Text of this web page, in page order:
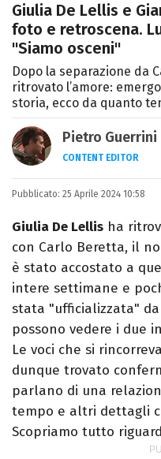
Giulia De Lellis e
foto e retroscena.
"Siamo osceni"
Dopo la separazione da
ritrovato l’amore:
storia, ecco da quanto
Pietro Guerrini
CONTENT EDITOR
Laurea in
passione per
Pixar).
Pubblicato: 25 Aprile 2024 10:58
Giulia De Lellis ha
con Carlo Beretta, il
è stato accostato a
intere settimane e
stata "ufficializzata"
possono vedere i due
Le voci che si
dunque trovato
parlano di una
tempo e altri dettagli
Scopriamo tutto